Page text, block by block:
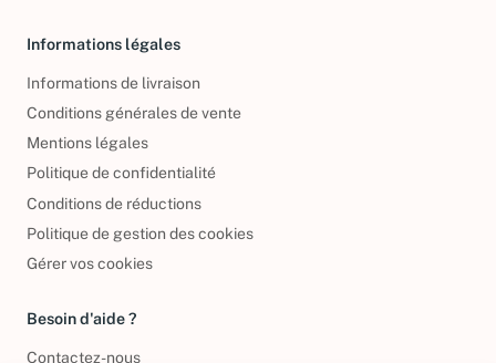
Informations légales
Informations de livraison
Conditions générales de vente
Mentions légales
Politique de confidentialité
Conditions de réductions
Politique de gestion des cookies
Gérer vos cookies
Besoin d'aide ?
Contactez-nous